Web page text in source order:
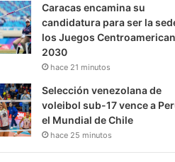
Caracas encamina su
candidatura para ser la
los Juegos
2030
hace 21 minutos
Selección venezolana de
voleibol sub-17 vence a
el Mundial de Chile
hace 25 minutos